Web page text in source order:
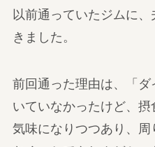
以前通っていたジムに
きました。
前回通った理由は、「
いていなかったけど、
気味になりつつあり、